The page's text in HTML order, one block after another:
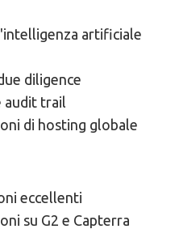
artificiale
diligence
audit trail
di hosting globale
eccellenti
su G2 e Capterra